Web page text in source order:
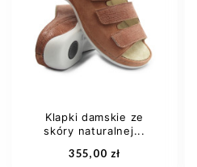
37
39,5 40
Dodaj do koszyka
Klapki damskie ze
skóry naturalnej...
355,00 zł